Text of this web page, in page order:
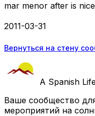
mar menor after is
2011-03-31
Вернуться на стену
A Spanish
Ваше сообщество
мероприятий на